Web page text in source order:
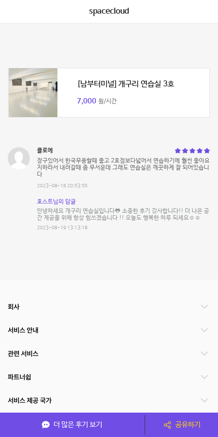
spacecloud
[남부터미널] 개구리 연습실 3호
7,000 원/시간
클로에
장구있어서 한국무용할때 좋고 2호점보다넓어서 연습하기에 훨씬 좋아요
지하라서 내려갈때 좀 무서운데 그래도 연습실은 깨끗하게 잘 되어있습니
다
2023-08-18 20:53:55
호스트님의 답글
안녕하세요 개구리 연습실입니다🐸 소중한 후기 감사합니다!! 더 나은 공
간 제공을 위해 항상 힘쓰겠습니다 !! 오늘도 행복한 하루 되세요☺️☺️
2023-08-19 13:13:18
더 많은 후기 보기 공유하기
회사
서비스 안내
관련 서비스
파트너쉽
서비스 제공 국가